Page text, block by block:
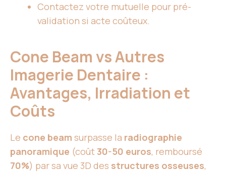
Contactez votre mutuelle pour pré-
validation si acte coûteux.
Cone Beam vs Autres
Imagerie Dentaire :
Avantages, Irradiation et
Coûts
Le cone beam surpasse la radiographie
panoramique (coût30-50 euros, remboursé
70%) par sa vue 3D des structures osseuses,